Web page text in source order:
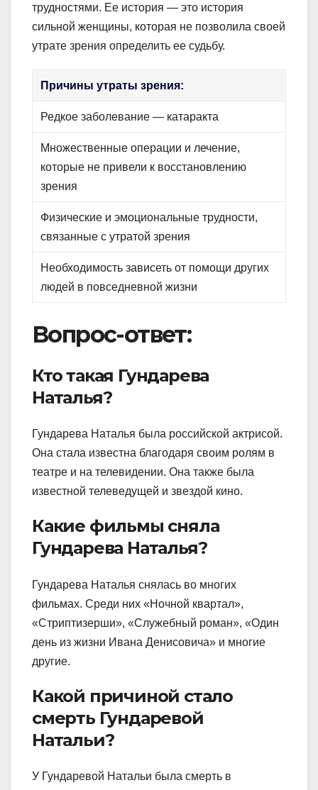
трудностями. Ее история — это история
сильной женщины, которая не позволила своей
утрате зрения определить ее судьбу.
Причины утраты зрения:
Редкое заболевание — катаракта
Множественные операции и лечение,
которые не привели к восстановлению
зрения
Физические и эмоциональные трудности,
связанные с утратой зрения
Необходимость зависеть от помощи других
людей в повседневной жизни
Вопрос-ответ:
Кто такая Гундарева
Наталья?
Гундарева Наталья была российской актрисой.
Она стала известна благодаря своим ролям в
театре и на телевидении. Она также была
известной телеведущей и звездой кино.
Какие фильмы сняла
Гундарева Наталья?
Гундарева Наталья снялась во многих
фильмах. Среди них «Ночной квартал»,
«Стриптизерши», «Служебный роман», «Один
день из жизни Ивана Денисовича» и многие
другие.
Какой причиной стало
смерть Гундаревой
Натальи?
У Гундаревой Натальи была смерть в